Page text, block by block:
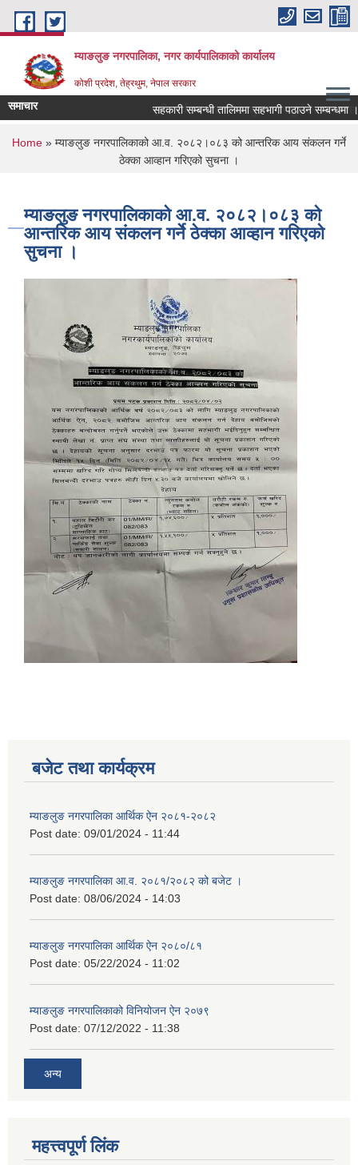
Skip to main content
म्याङलुङ नगरपालिका, नगर कार्यपालिकाको कार्यालय
कोशी प्रदेश, तेह्रथुम, नेपाल सरकार
कृषि, पर्यटन, जलश्रोत, शुशासन र पुर्वाधार । स्वचछ,
समाचार सहकारी सम्बन्धी तालिममा सहभागी पठाउने सम्बन्धमा ।
You are here
Home » म्याङलुङ नगरपालिकाको आ.व. २०८२।०८३ को आन्तरिक आय संकलन गर्ने
ठेक्का आव्हान गरिएको सुचना ।
म्याङलुङ नगरपालिकाको आ.व. २०८२।०८३ को
आन्तरिक आय संकलन गर्ने ठेक्का आव्हान गरिएको
सुचना ।
बजेट तथा कार्यक्रम
म्याङलुङ नगरपालिका आर्थिक ऐन २०८१-२०८२
Post date: 09/01/2024 - 11:44
म्याङलुङ नगरपालिका आ.व. २०८१/२०८२ को बजेट ।
Post date: 08/06/2024 - 14:03
म्याङलुङ नगरपालिका आर्थिक ऐन २०८०/८१
Post date: 05/22/2024 - 11:02
म्याङलुङ नगरपालिकाको विनियोजन ऐन २०७९
Post date: 07/12/2022 - 11:38
अन्य
महत्त्वपूर्ण लिंक